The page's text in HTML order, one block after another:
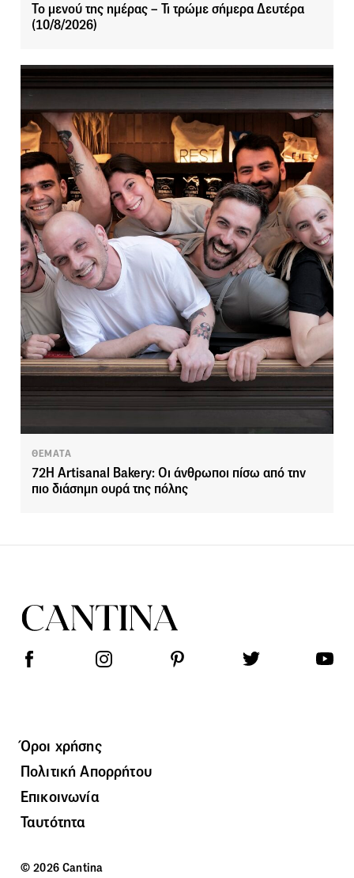
Το μενού της ημέρας – Τι τρώμε σήμερα Δευτέρα
(10/8/2026)
ΘΕΜΑΤΑ
72H Artisanal Bakery: Οι άνθρωποι πίσω από την
πιο διάσημη ουρά της πόλης
Όροι χρήσης
Πολιτική Απορρήτου
Επικοινωνία
Ταυτότητα
© 2026 Cantina